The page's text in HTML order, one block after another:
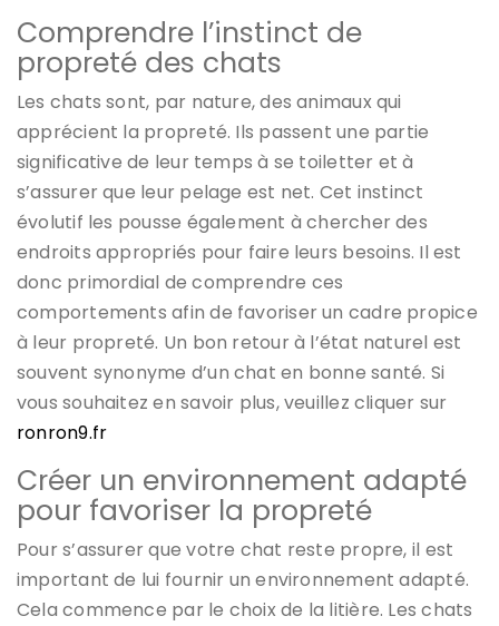
Comprendre l’instinct de
propreté des chats
Les chats sont, par nature, des animaux qui
apprécient la propreté. Ils passent une partie
significative de leur temps à se toiletter et à
s’assurer que leur pelage est net. Cet instinct
évolutif les pousse également à chercher des
endroits appropriés pour faire leurs besoins. Il est
donc primordial de comprendre ces
comportements afin de favoriser un cadre propice
à leur propreté. Un bon retour à l’état naturel est
souvent synonyme d’un chat en bonne santé. Si
vous souhaitez en savoir plus, veuillez cliquer sur
ronron9.fr
Créer un environnement adapté
pour favoriser la propreté
Pour s’assurer que votre chat reste propre, il est
important de lui fournir un environnement adapté.
Cela commence par le choix de la litière. Les chats